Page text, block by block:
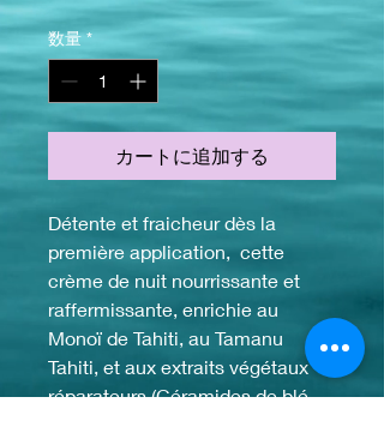
数量 *
カートに追加する
Détente et fraicheur dès la
première application, cette
crème de nuit nourrissante et
raffermissante, enrichie au
Monoï de Tahiti, au Tamanu
Tahiti, et aux extraits végétaux
réparateurs (Céramides de blé,